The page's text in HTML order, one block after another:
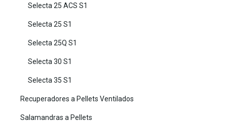
Selecta 25 ACS S1
Selecta 25 S1
Selecta 25Q S1
Selecta 30 S1
Selecta 35 S1
Recuperadores a Pellets Ventilados
Salamandras a Pellets